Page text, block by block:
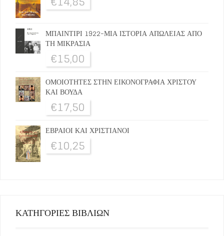
ΜΠΑΙΝΤΙΡΙ 1922-ΜΙΑ ΙΣΤΟΡΙΑ ΑΠΩΛΕΙΑΣ ΑΠΟ
ΤΗ ΜΙΚΡΑΣΙΑ
€15,00
ΟΜΟΙΟΤΗΤΕΣ ΣΤΗΝ ΕΙΚΟΝΟΓΡΑΦΙΑ ΧΡΙΣΤΟΥ
ΚΑΙ ΒΟΥΔΑ
€17,50
ΕΒΡΑΙΟΙ ΚΑΙ ΧΡΙΣΤΙΑΝΟΙ
€10,25
ΚΑΤΗΓΟΡΙΕΣ ΒΙΒΛΙΩΝ